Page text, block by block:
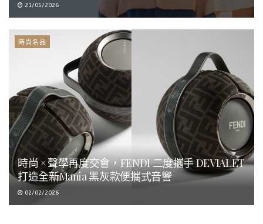
21/05/2026
時尚名品
時尚 × 聲學再度交會，FENDI 二度攜手 DEVIALET
打造全新Mania 黑灰款便攜式音響
02/02/2026